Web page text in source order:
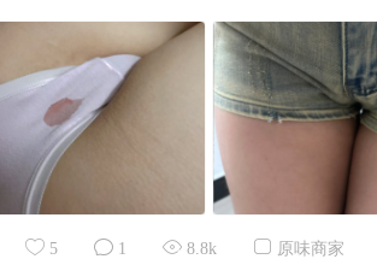
5 1 8.8k 原味商家